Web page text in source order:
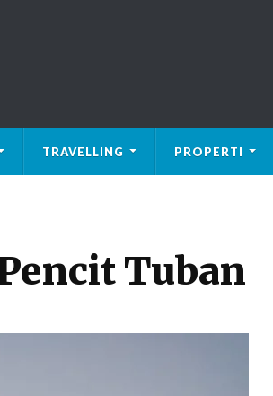
TRAVELLING PROPERTI
Tuban